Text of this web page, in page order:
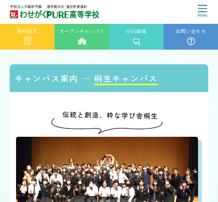
資料請求 オープンキャンパス WEB登録 お問い合わせ
キャンパス案内 ─ 桐生キャンパス